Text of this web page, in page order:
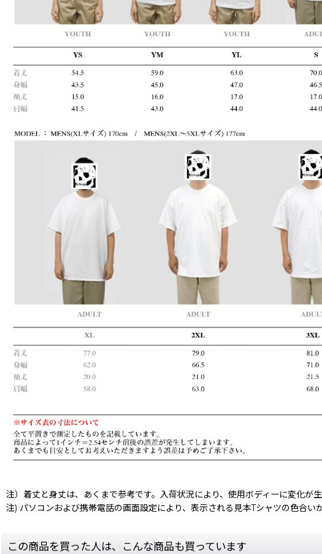
注）着丈と身丈は、あくまで参考です。入荷状況により、使用ボディーに変化が
注) パソコンおよび携帯電話の画面設定により、表示される見本Tシャツの色合い
この商品を買った人は、こんな商品も買っています